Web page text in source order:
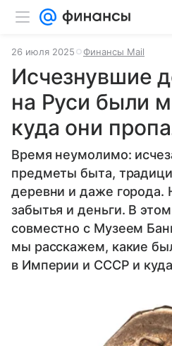
26 июля 2025 Финансы Mail
Исчезнувшие
на Руси были
куда они
Время неумолимо:
предметы быта,
деревни и даже города.
забытья и деньги. В
совместно с Музеем
мы расскажем, какие
в Империи и СССР и